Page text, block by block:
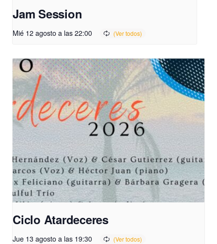
Jam Session
Mié 12 agosto a las 22:00
Ciclo Atardeceres
Jue 13 agosto a las 19:30